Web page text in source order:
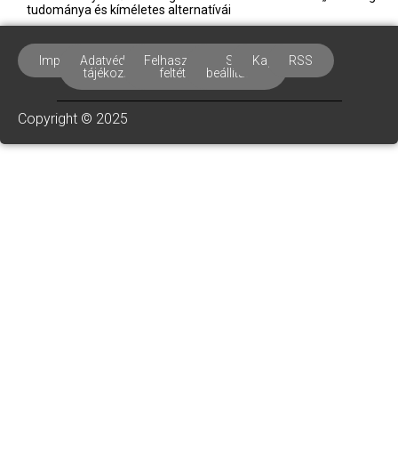
tudománya és kíméletes alternatívái
ImpresszumAdatvédelmi
tájékoztató
Felhasználási
feltételek
Süti
beállítások
Kapcsolat
RSS
Copyright © 2025